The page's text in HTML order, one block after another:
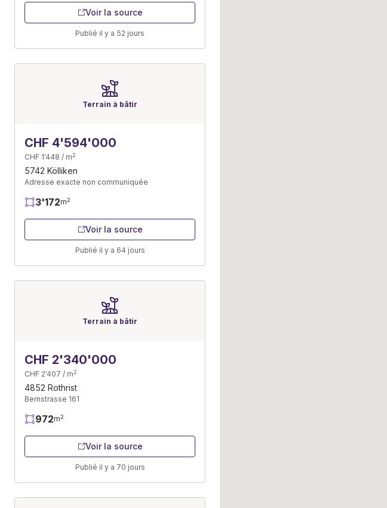
Voir la source
Publié il y a 52 jours
Terrain à bâtir
CHF 4'594'000
CHF 1'448 / m2
5742 Kölliken
Adresse exacte non communiquée
3'172m2
Voir la source
Publié il y a 64 jours
Terrain à bâtir
CHF 2'340'000
CHF 2'407 / m2
4852 Rothrist
Bernstrasse 161
972m2
Voir la source
Publié il y a 70 jours